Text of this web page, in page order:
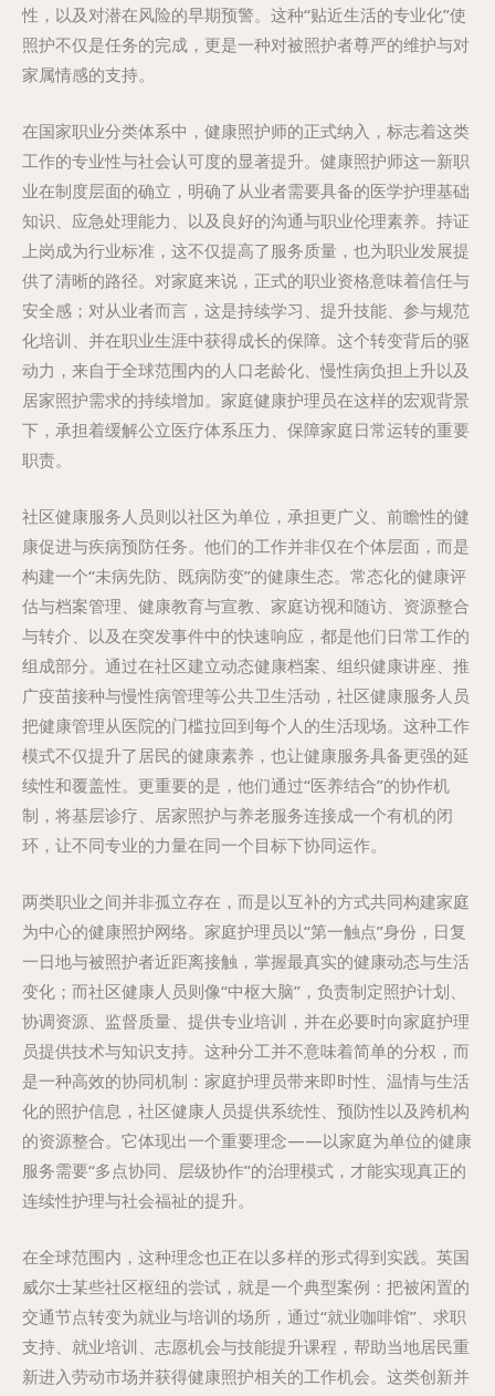
性，以及对潜在风险的早期预警。这种“贴近生活的专业化”使
照护不仅是任务的完成，更是一种对被照护者尊严的维护与对
家属情感的支持。
在国家职业分类体系中，健康照护师的正式纳入，标志着这类
工作的专业性与社会认可度的显著提升。健康照护师这一新职
业在制度层面的确立，明确了从业者需要具备的医学护理基础
知识、应急处理能力、以及良好的沟通与职业伦理素养。持证
上岗成为行业标准，这不仅提高了服务质量，也为职业发展提
供了清晰的路径。对家庭来说，正式的职业资格意味着信任与
安全感；对从业者而言，这是持续学习、提升技能、参与规范
化培训、并在职业生涯中获得成长的保障。这个转变背后的驱
动力，来自于全球范围内的人口老龄化、慢性病负担上升以及
居家照护需求的持续增加。家庭健康护理员在这样的宏观背景
下，承担着缓解公立医疗体系压力、保障家庭日常运转的重要
职责。
社区健康服务人员则以社区为单位，承担更广义、前瞻性的健
康促进与疾病预防任务。他们的工作并非仅在个体层面，而是
构建一个“未病先防、既病防变”的健康生态。常态化的健康评
估与档案管理、健康教育与宣教、家庭访视和随访、资源整合
与转介、以及在突发事件中的快速响应，都是他们日常工作的
组成部分。通过在社区建立动态健康档案、组织健康讲座、推
广疫苗接种与慢性病管理等公共卫生活动，社区健康服务人员
把健康管理从医院的门槛拉回到每个人的生活现场。这种工作
模式不仅提升了居民的健康素养，也让健康服务具备更强的延
续性和覆盖性。更重要的是，他们通过“医养结合”的协作机
制，将基层诊疗、居家照护与养老服务连接成一个有机的闭
环，让不同专业的力量在同一个目标下协同运作。
两类职业之间并非孤立存在，而是以互补的方式共同构建家庭
为中心的健康照护网络。家庭护理员以“第一触点”身份，日复
一日地与被照护者近距离接触，掌握最真实的健康动态与生活
变化；而社区健康人员则像“中枢大脑”，负责制定照护计划、
协调资源、监督质量、提供专业培训，并在必要时向家庭护理
员提供技术与知识支持。这种分工并不意味着简单的分权，而
是一种高效的协同机制：家庭护理员带来即时性、温情与生活
化的照护信息，社区健康人员提供系统性、预防性以及跨机构
的资源整合。它体现出一个重要理念——以家庭为单位的健康
服务需要“多点协同、层级协作”的治理模式，才能实现真正的
连续性护理与社会福祉的提升。
在全球范围内，这种理念也正在以多样的形式得到实践。英国
威尔士某些社区枢纽的尝试，就是一个典型案例：把被闲置的
交通节点转变为就业与培训的场所，通过“就业咖啡馆”、求职
支持、就业培训、志愿机会与技能提升课程，帮助当地居民重
新进入劳动市场并获得健康照护相关的工作机会。这类创新并